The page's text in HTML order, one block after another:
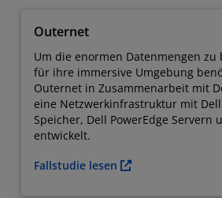
Outernet
Um die enormen Datenmengen zu
für ihre immersive Umgebung
Outernet in Zusammenarbeit mit
eine Netzwerkinfrastruktur mit Dell
Speicher, Dell PowerEdge Servern
entwickelt.
Fallstudie lesen